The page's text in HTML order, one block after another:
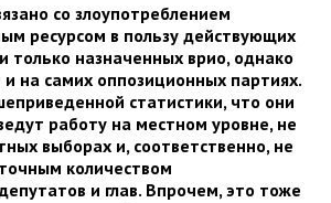
со злоупотреблением
ресурсом в пользу действующих
только назначенных врио, однако
на самих оппозиционных партиях.
статистики, что они
работу на местном уровне, не
выборах и, соответственно, не
количеством
и глав. Впрочем, это тоже